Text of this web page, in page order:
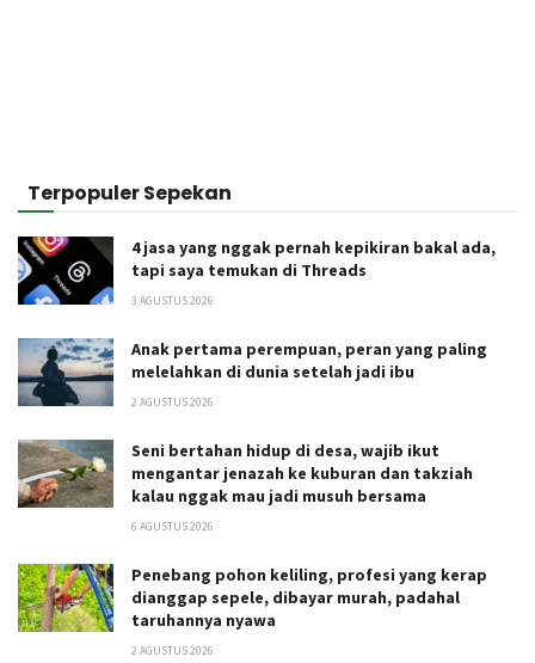
Terpopuler Sepekan
4 jasa yang nggak pernah kepikiran bakal ada,
tapi saya temukan di Threads
3 AGUSTUS 2026
Anak pertama perempuan, peran yang paling
melelahkan di dunia setelah jadi ibu
2 AGUSTUS 2026
Seni bertahan hidup di desa, wajib ikut
mengantar jenazah ke kuburan dan takziah
kalau nggak mau jadi musuh bersama
6 AGUSTUS 2026
Penebang pohon keliling, profesi yang kerap
dianggap sepele, dibayar murah, padahal
taruhannya nyawa
2 AGUSTUS 2026